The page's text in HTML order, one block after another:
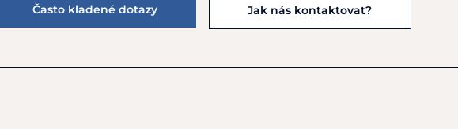
Často kladené dotazy Jak nás kontaktovat?